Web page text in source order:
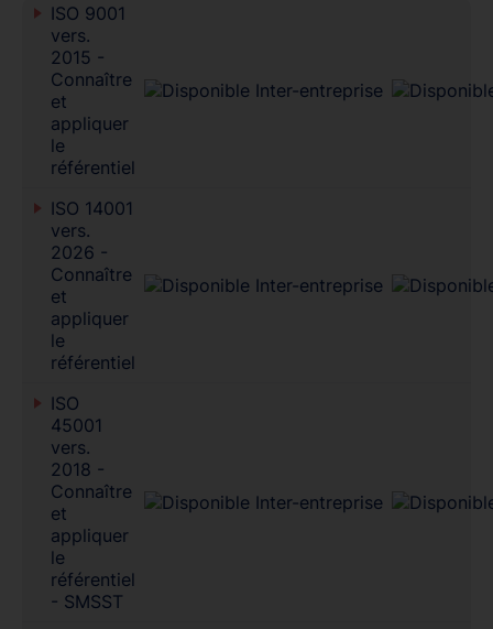
ISO 9001
vers.
2015 -
Connaître
et
appliquer
le
référentiel
ISO 14001
vers.
2026 -
Connaître
et
appliquer
le
référentiel
ISO
45001
vers.
2018 -
Connaître
et
appliquer
le
référentiel
- SMSST